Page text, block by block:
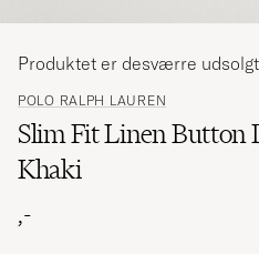
POLO RALPH LAUREN
Slim Fit Linen Button
Khaki
,-
Produktet er desværre